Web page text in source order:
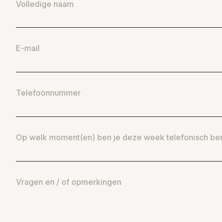
Volledige naam
E-mail
Telefoonnummer
Op welk moment(en) ben je deze week telefonisch
Vragen en / of opmerkingen